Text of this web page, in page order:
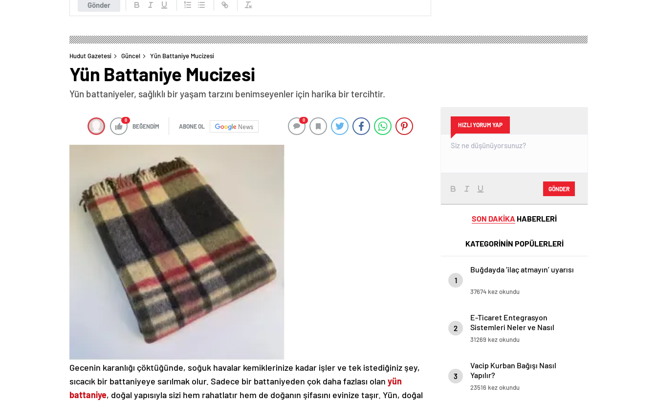
Gönder
Hudut Gazetesi Güncel Yün Battaniye Mucizesi
Yün Battaniye Mucizesi
Yün battaniyeler, sağlıklı bir yaşam tarzını benimseyenler için harika bir tercihtir.
0
BEĞENDİM ABONE OL News
0
Gecenin karanlığı çöktüğünde, soğuk havalar kemiklerinize kadar işler ve tek istediğiniz şey,
sıcacık bir battaniyeye sarılmak olur. Sadece bir battaniyeden çok daha fazlası olan yün
battaniye, doğal yapısıyla sizi hem rahatlatır hem de doğanın şifasını evinize taşır. Yün, doğal
HIZLI YORUM YAP
GÖNDER
SON DAKİKA HABERLERİ
KATEGORİNİN POPÜLERLERİ
1
Buğdayda ‘ilaç atmayın’ uyarısı
37674 kez okundu
2
E-Ticaret Entegrasyon
Sistemleri Neler ve Nasıl
Yapılır?
31269 kez okundu
3
Vacip Kurban Bağışı Nasıl
Yapılır?
23516 kez okundu